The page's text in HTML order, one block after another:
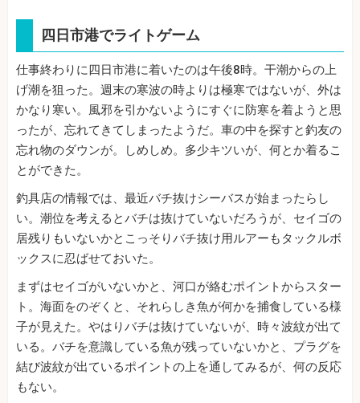
四日市港でライトゲーム
仕事終わりに四日市港に着いたのは午後8時。干潮からの上
げ潮を狙った。週末の寒波の時よりは極寒ではないが、外は
かなり寒い。風邪を引かないようにすぐに防寒を着ようと思
ったが、忘れてきてしまったようだ。車の中を探すと釣友の
忘れ物のダウンが。しめしめ。多少キツいが、何とか着るこ
とができた。
釣具店の情報では、最近バチ抜けシーバスが始まったらし
い。潮位を考えるとバチは抜けていないだろうが、セイゴの
居残りもいないかとこっそりバチ抜け用ルアーもタックルボ
ックスに忍ばせておいた。
まずはセイゴがいないかと、河口が絡むポイントからスター
ト。海面をのぞくと、それらしき魚が何かを捕食している様
子が見えた。やはりバチは抜けていないが、時々波紋が出て
いる。バチを意識している魚が残っていないかと、プラグを
結び波紋が出ているポイントの上を通してみるが、何の反応
もない。